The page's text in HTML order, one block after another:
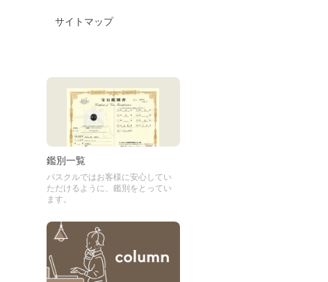
サイトマップ
鑑別一覧
パスクルではお客様に安心してい
ただけるように、鑑別をとってい
ます。